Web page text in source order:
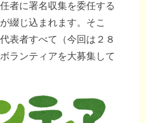
者に署名収集を委任する
綴じ込まれます。そこ
表者すべて（今回は２８
ランティアを大募集して